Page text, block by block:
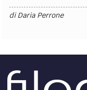
diDaria Perrone